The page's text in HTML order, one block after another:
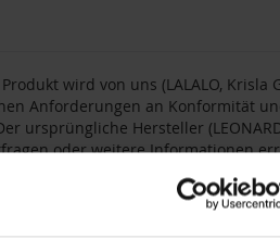
wird von uns (LALALO, Krisla
Anforderungen an Konformität
ursprüngliche Hersteller
oder weitere Informationen